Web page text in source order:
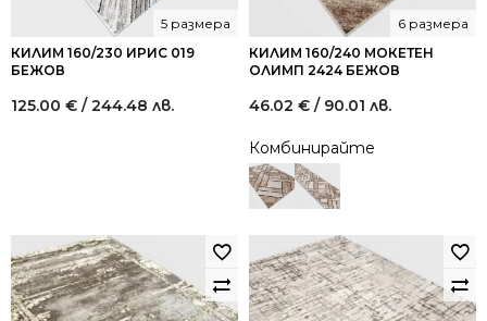
КИЛИМ 160/230 ИРИС 019
БЕЖОВ
5 размера
125.00 € / 244.48 лв.
КИЛИМ 160/240 МОКЕТЕН
ОЛИМП 2424 БЕЖОВ
6 размера
46.02 € / 90.01 лв.
Комбинирайте